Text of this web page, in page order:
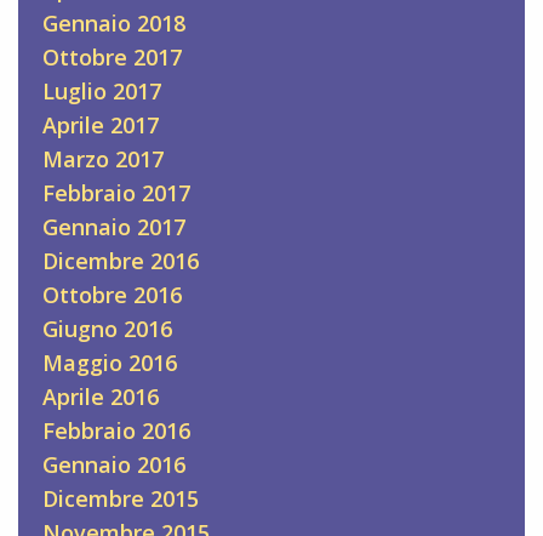
Gennaio 2018
Ottobre 2017
Luglio 2017
Aprile 2017
Marzo 2017
Febbraio 2017
Gennaio 2017
Dicembre 2016
Ottobre 2016
Giugno 2016
Maggio 2016
Aprile 2016
Febbraio 2016
Gennaio 2016
Dicembre 2015